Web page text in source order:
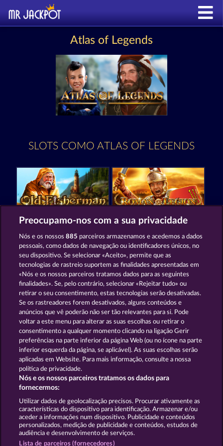
Atlas of Legends
SLOTS COMO ATLAS OF LEGENDS
Old Fisherman Roman Legion
Western Jack Robin & his girl
Termos e Condições
Declaração de Privacidade e Cookies Marca
Empresa Perguntas frequentes
Enviar pedido de rescisão
Preocupamo-nos com a sua privacidade
Nós e os nossos885 parceiros armazenamos e acedemos a dados
pessoais, como dados de navegação ou identificadores únicos, no
seu dispositivo. Se selecionar «Aceito», permite que as
tecnologias de rastreio suportem as finalidades apresentadas em
«Nós e os nossos parceiros tratamos dados para as seguintes
finalidades». Se, pelo contrário, selecionar «Rejeitar tudo» ou
retirar o seu consentimento, estas tecnologias serão desativadas.
Se os rastreadores forem desativados, alguns conteúdos e
anúncios que vê poderão não ser tão relevantes para si. Pode
voltar a este menu para alterar as suas escolhas ou retirar o
consentimento a qualquer momento clicando na ligação Gerir
preferências na parte inferior da página Web (ou no ícone na parte
inferior esquerda da página, se aplicável). As suas escolhas serão
aplicadas em Website. Para mais informação, consulte a nossa
política de privacidade.
Nós e os nossos parceiros tratamos os dados para
fornecermos:
Utilizar dados de geolocalização precisos. Procurar ativamente as
características do dispositivo para identificação. Armazenar e/ou
aceder a informações num dispositivo. Publicidade e conteúdos
personalizados, medição de publicidade e conteúdos, estudos de
audiência e desenvolvimento de serviços.
Lista de parceiros (fornecedores)